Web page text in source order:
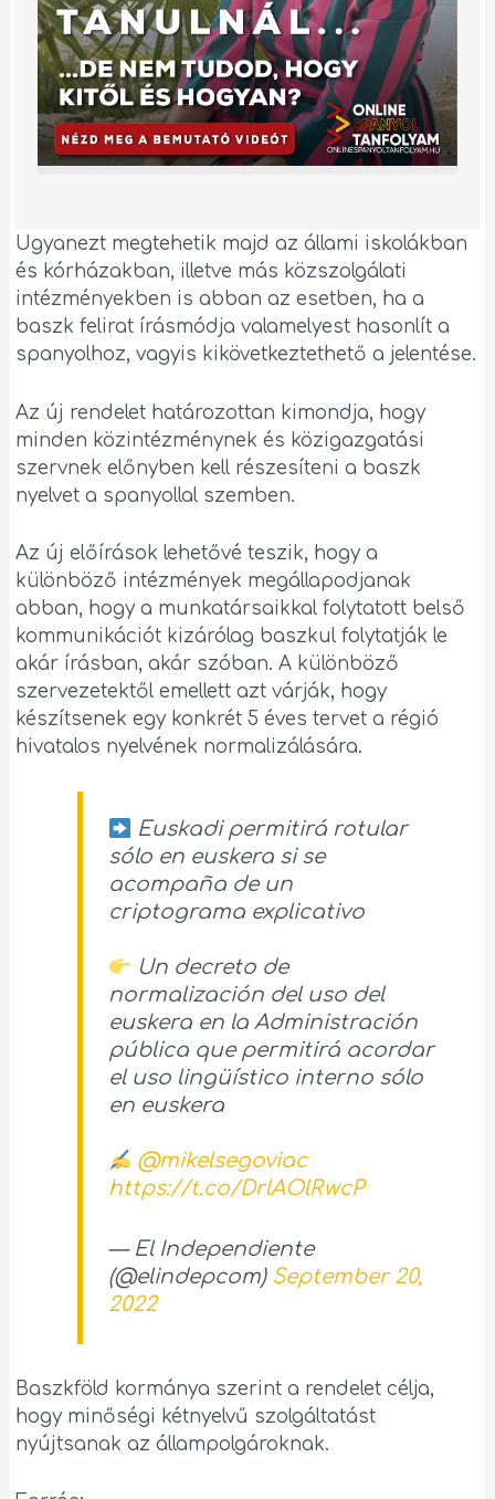
Ugyanezt megtehetik majd az állami iskolákban
és kórházakban, illetve más közszolgálati
intézményekben is abban az esetben, ha a
baszk felirat írásmódja valamelyest hasonlít a
spanyolhoz, vagyis kikövetkeztethető a jelentése.
Az új rendelet határozottan kimondja, hogy
minden közintézménynek és közigazgatási
szervnek előnyben kell részesíteni a baszk
nyelvet a spanyollal szemben.
Az új előírások lehetővé teszik, hogy a
különböző intézmények megállapodjanak
abban, hogy a munkatársaikkal folytatott belső
kommunikációt kizárólag baszkul folytatják le
akár írásban, akár szóban. A különböző
szervezetektől emellett azt várják, hogy
készítsenek egy konkrét 5 éves tervet a régió
hivatalos nyelvének normalizálására.
Euskadi permitirá rotular
sólo en euskera si se
acompaña de un
criptograma explicativo
Un decreto de
normalización del uso del
euskera en la Administración
pública que permitirá acordar
el uso lingüístico interno sólo
en euskera
@mikelsegoviac
https://t.co/DrlAOlRwcP
— El Independiente
(@elindepcom) September 20,
2022
Baszkföld kormánya szerint a rendelet célja,
hogy minőségi kétnyelvű szolgáltatást
nyújtsanak az állampolgároknak.